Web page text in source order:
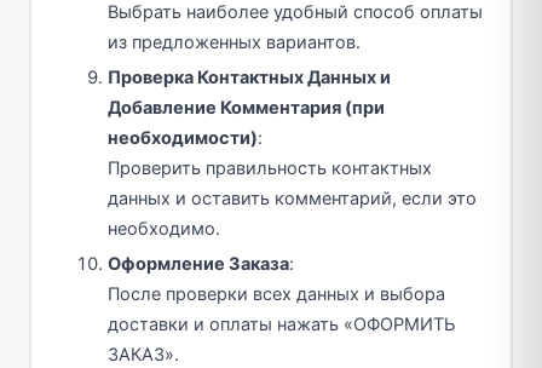
Выбрать наиболее удобный способ оплаты
из предложенных вариантов.
Проверка Контактных Данных и
Добавление Комментария (при
необходимости):
Проверить правильность контактных
данных и оставить комментарий, если это
необходимо.
Оформление Заказа:
После проверки всех данных и выбора
доставки и оплаты нажать «ОФОРМИТЬ
ЗАКАЗ».